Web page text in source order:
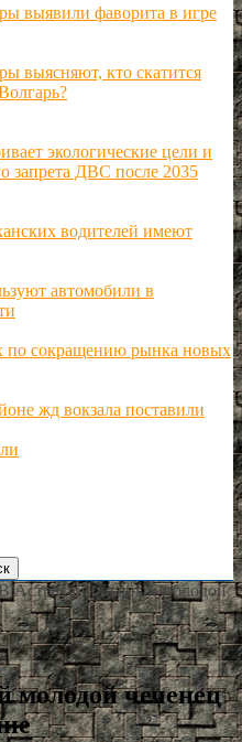
выявили фаворита в игре
выясняют, кто скатится
экологические цели и
запрета ДВС после 2035
водителей имеют
автомобили в
по сокращению рынка новых
жд вокзала поставили
Астрахани пьяный молодой
молодой чеченец